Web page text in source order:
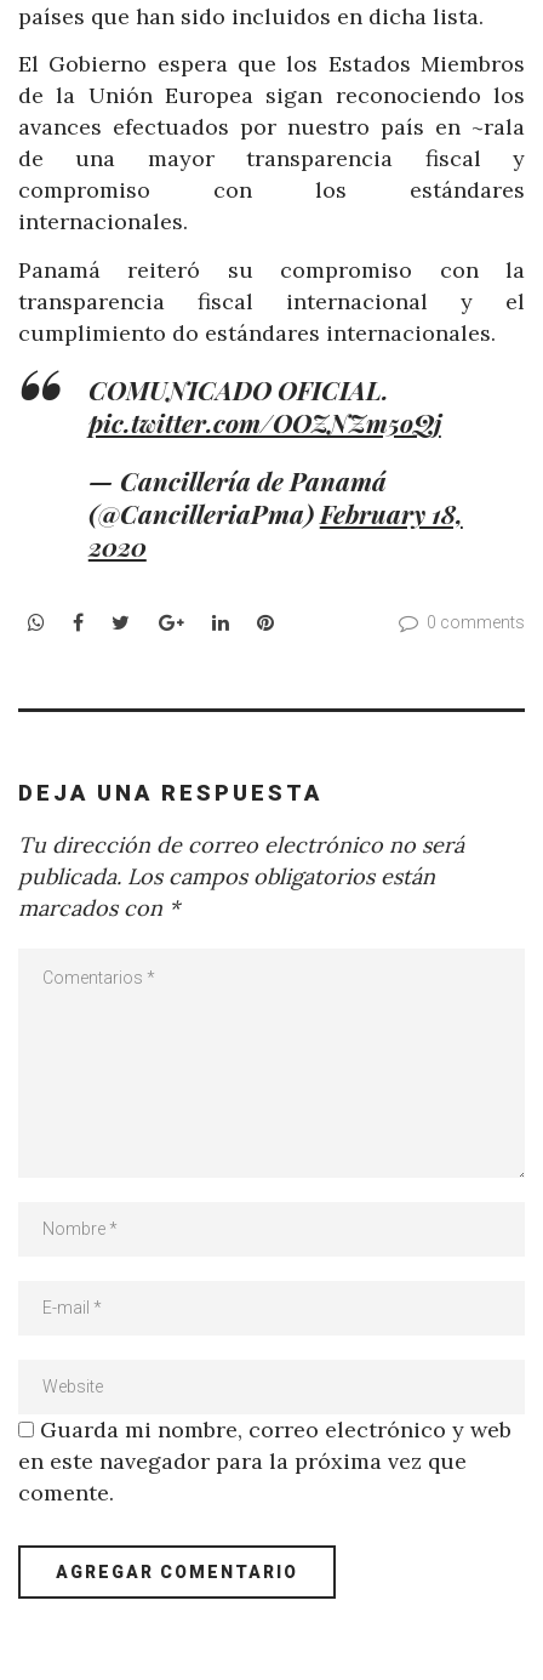
países que han sido incluidos en dicha lista.
El Gobierno espera que los Estados Miembros
de la Unión Europea sigan reconociendo los
avances efectuados por nuestro país en ~rala
de una mayor transparencia fiscal y
compromiso con los estándares
internacionales.
Panamá reiteró su compromiso con la
transparencia fiscal internacional y el
cumplimiento do estándares internacionales.
COMUNICADO OFICIAL.
pic.twitter.com/OOZNZm5oQj
— Cancillería de Panamá
(@CancilleriaPma) February 18,
2020
WhatsApp
Facebook
TwitterGoogle+LinkedInPinterest 0 comments
DEJA UNA RESPUESTA
Tu dirección de correo electrónico no será
publicada. Los campos obligatorios están
marcados con *
Guarda mi nombre, correo electrónico y web
en este navegador para la próxima vez que
comente.